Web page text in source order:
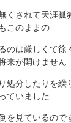
くされて天涯
このままの
のは厳しくて徐
来が開けません
処分したりを繰
ていました
を見ているので